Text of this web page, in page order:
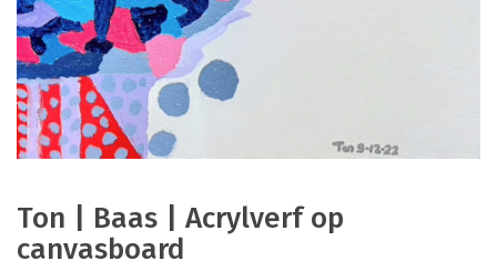
Ton | Baas | Acrylverf op
canvasboard